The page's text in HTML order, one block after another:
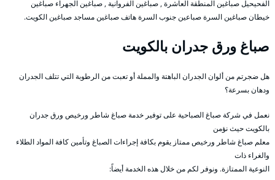
الفحيحيل صباغين المنطقة العاشرة , صباغين الفروانية , صباغين الجهراء صباغين
خيطان صباغين السرة صباعين جنوب السرة هاتف صباغين مساجد صباغين الكويت.
صباغ ورق جدران بالكويت
هل ضجرتم من ألوان الجدران الباهتة والمملة أو تعبت من الرطوبة التي تتلف الجدران
ودهان بسرعة؟
نعمل في شركة صباغ الصباحية على توفير خدمة صباغ شاطر ورخيص ورق جدران
بالكويت حيث نؤمن
معلم صباغ شاطر ورخيص ممتاز يقوم بكافة إجراءات الصباغ وتأمين كافة المواد الطلاء
والغراء ذات
النوعية الممتازة. ونوفر لكم من خلال هذه الخدمة أيضاً: